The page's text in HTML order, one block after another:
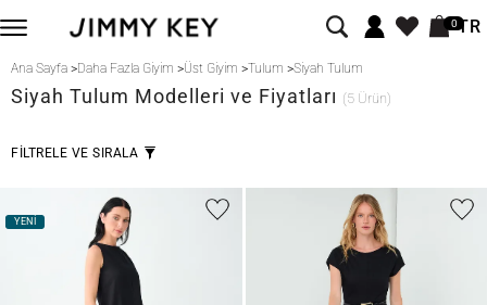
0TR
Ana Sayfa >Daha Fazla Giyim >Üst Giyim >Tulum >Siyah Tulum
Siyah Tulum Modelleri ve Fiyatları (5 Ürün)
FİLTRELE VE SIRALA
YENİ